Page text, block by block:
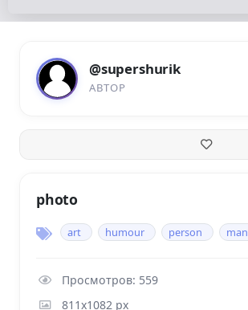
@supershurik
АВТОР
photo
art humour person man
Просмотров: 559
811x1082 px